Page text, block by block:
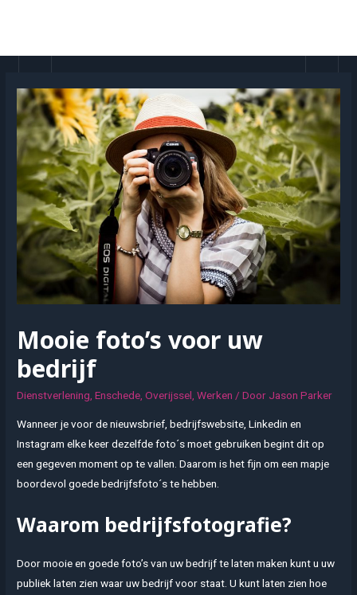
Mooie foto’s voor uw
bedrijf
Dienstverlening ,Enschede ,Overijssel ,Werken / Door Jason Parker
Wanneer je voor de nieuwsbrief, bedrijfswebsite, Linkedin en
Instagram elke keer dezelfde foto´s moet gebruiken begint dit op
een gegeven moment op te vallen. Daarom is het fijn om een mapje
boordevol goede bedrijfsfoto´s te hebben.
Waarom bedrijfsfotografie?
Door mooie en goede foto’s van uw bedrijf te laten maken kunt u uw
publiek laten zien waar uw bedrijf voor staat. U kunt laten zien hoe